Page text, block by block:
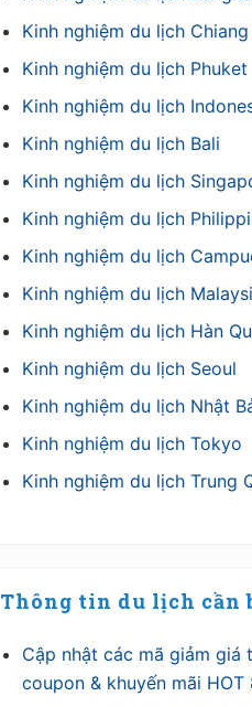
Kinh nghiệm du lịch
Kinh nghiệm du lịch Phuket
Kinh nghiệm du lịch
Kinh nghiệm du lịch Bali
Kinh nghiệm du lịch
Kinh nghiệm du lịch
Kinh nghiệm du lịch
Kinh nghiệm du lịch
Kinh nghiệm du lịch Hàn
Kinh nghiệm du lịch Seoul
Kinh nghiệm du lịch Nhật
Kinh nghiệm du lịch Tokyo
Kinh nghiệm du lịch Trung
Thông tin du lịch cần
Cập nhật các mã giảm giá
coupon & khuyến mãi